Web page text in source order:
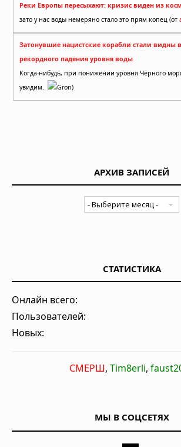
Реки Европы пересыхают: кризис виден из
зато у нас воды немеряно стало это прям копец (от
Затонувшие нацистские корабли стали видны
рекордного падения уровня воды
Когда-нибудь, при понижении уровня Чёрного
увидим.
Gron)
АРХИВ ЗАПИСЕЙ
СТАТИСТИКА
Онлайн всего:
Пользователей:
Новых:
СМЕРШ, Tim8erli,
МЫ В СОЦСЕТЯХ